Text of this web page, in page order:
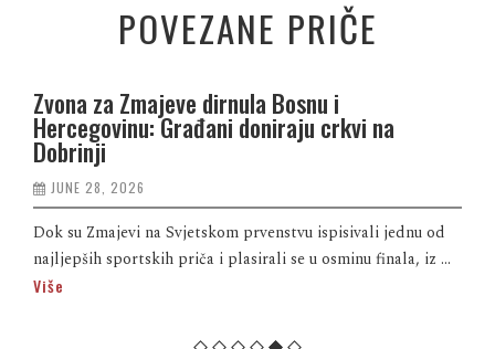
POVEZANE PRIČE
Zvona za Zmajeve dirnula Bosnu i
Hercegovinu: Građani doniraju crkvi na
Dobrinji
JUNE 28, 2026
Dok su Zmajevi na Svjetskom prvenstvu ispisivali jednu od
najljepših sportskih priča i plasirali se u osminu finala, iz ...
Više